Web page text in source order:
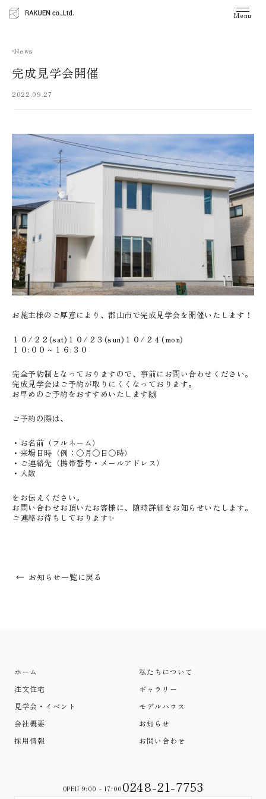
Menu
News
完成見学会開催
2022.09.27
お施主様のご厚意により、郡山市で完成見学会を開催いたします！
１０/２２(sat)１０/２３(sun)１０/２４(mon)
１０:００～１６:３０
完全予約制となっておりますので、事前にお問い合わせください。
完成見学会はご予約が取りにくくなっております。
お早めのご予約をおすすめいたします🙌
ご予約の際は、
・お名前（フルネーム）
・来場日時（例：〇月〇日〇時）
・ご連絡先（携帯番号・メールアドレス）
・人数
をお伝えください。
お問い合わせお頂いたお客様に、随時詳細をお知らせいたします。
ご連絡お待ちしております✨
お知らせ一覧に戻る
ホーム
私たちについて
注文住宅
ギャラリー
見学会・イベント
モデルハウス
会社概要
お知らせ
採用情報
お問い合わせ
OPEN 9:00 - 17:00 0248-21-7753